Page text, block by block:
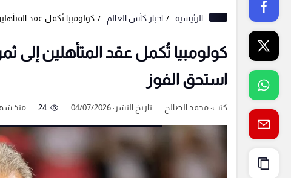
الرئيسية اخبار كأس العالم كولومبيا تُكمل عقد
كولومبيا تُكمل عقد المتأهلين إلى
استحق الفوز
كتب:محمد الصالح تاريخ النشر: 04/07/2026 24 منذ